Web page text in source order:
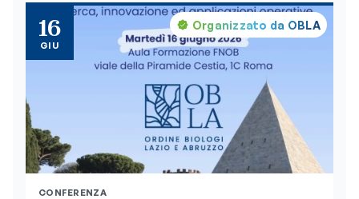
Organizzato da OBLA
16
GIU
CONFERENZA